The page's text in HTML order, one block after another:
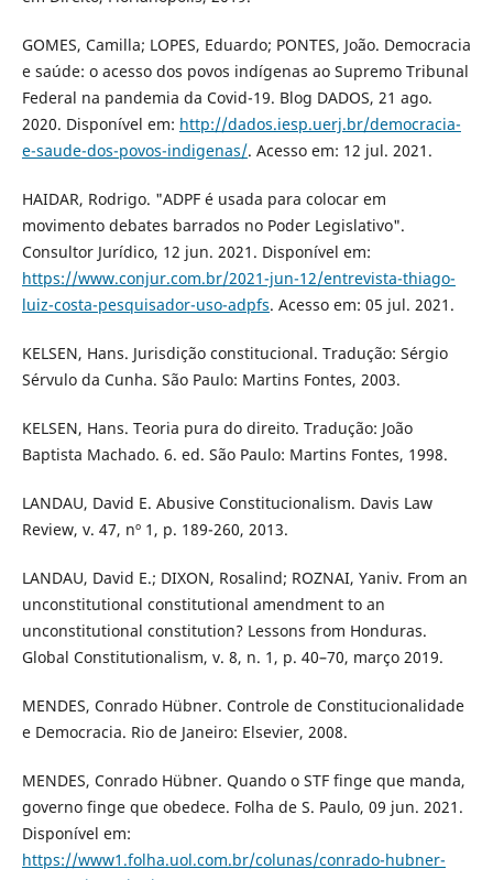
GOMES, Camilla; LOPES, Eduardo; PONTES, João. Democracia
e saúde: o acesso dos povos indígenas ao Supremo Tribunal
Federal na pandemia da Covid-19. Blog DADOS, 21 ago.
2020. Disponível em: http://dados.iesp.uerj.br/democracia-
e-saude-dos-povos-indigenas/. Acesso em: 12 jul. 2021.
HAIDAR, Rodrigo. "ADPF é usada para colocar em
movimento debates barrados no Poder Legislativo".
Consultor Jurídico, 12 jun. 2021. Disponível em:
https://www.conjur.com.br/2021-jun-12/entrevista-thiago-
luiz-costa-pesquisador-uso-adpfs. Acesso em: 05 jul. 2021.
KELSEN, Hans. Jurisdição constitucional. Tradução: Sérgio
Sérvulo da Cunha. São Paulo: Martins Fontes, 2003.
KELSEN, Hans. Teoria pura do direito. Tradução: João
Baptista Machado. 6. ed. São Paulo: Martins Fontes, 1998.
LANDAU, David E. Abusive Constitucionalism. Davis Law
Review, v. 47, nº 1, p. 189-260, 2013.
LANDAU, David E.; DIXON, Rosalind; ROZNAI, Yaniv. From an
unconstitutional constitutional amendment to an
unconstitutional constitution? Lessons from Honduras.
Global Constitutionalism, v. 8, n. 1, p. 40–70, março 2019.
MENDES, Conrado Hübner. Controle de Constitucionalidade
e Democracia. Rio de Janeiro: Elsevier, 2008.
MENDES, Conrado Hübner. Quando o STF finge que manda,
governo finge que obedece. Folha de S. Paulo, 09 jun. 2021.
Disponível em:
https://www1.folha.uol.com.br/colunas/conrado-hubner-